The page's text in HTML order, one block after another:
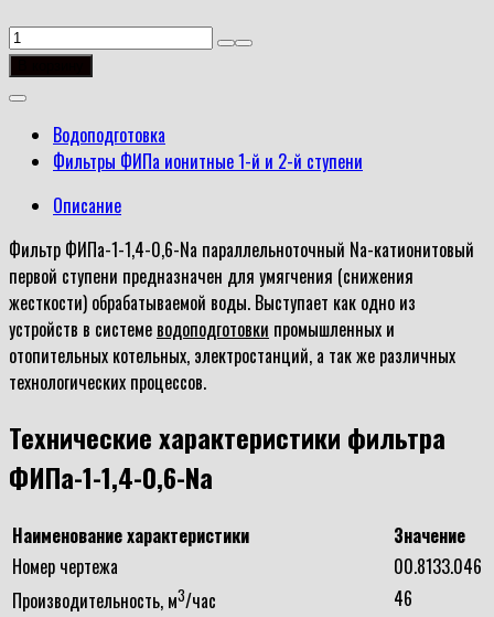
Количество
товара
1,4-
0,6-
Водоподготовка
Фильтры ФИПа ионитные 1-й и 2-й ступени
Описание
Фильтр ФИПа-1-1,4-0,6-Na параллельноточный Na-катионитовый
первой ступени предназначен для умягчения (снижения
жесткости) обрабатываемой воды. Выступает как одно из
устройств в системе водоподготовки промышленных и
отопительных котельных, электростанций, а так же различных
технологических процессов.
Технические характеристики фильтра
ФИПа-1-1,4-0,6-Na
Наименование характеристики
Значение
Номер чертежа
00.8133.046
Производительность, м3/час
46